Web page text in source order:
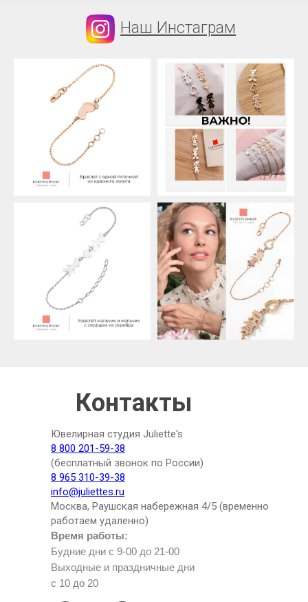
Наш Инстаграм
Время работы:
Будние дни с 9-00 до 21-00
Выходные и праздничные дни
с 10 до 20
Ювелирная студия Juliette's
8 800 201-59-38
(бесплатный звонок по России)
8 965 310-39-38
info@juliettes.ru
Москва, Раушская набережная 4/5 (временно
работаем удаленно)
Контакты